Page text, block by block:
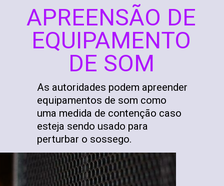
APREENSÃO DE
EQUIPAMENTO
DE SOM
As autoridades podem apreender
equipamentos de som como
uma medida de contenção caso
esteja sendo usado para
perturbar o sossego.